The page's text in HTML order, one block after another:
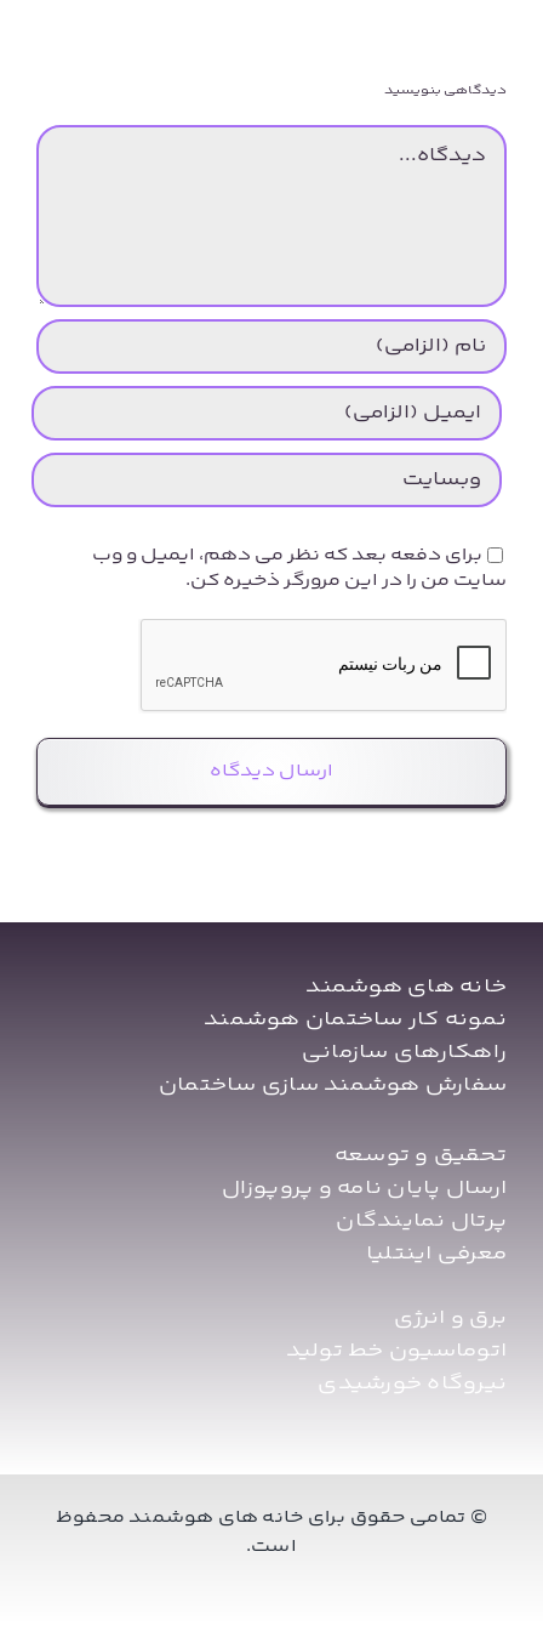
دیدگاهی بنویسید
دیدگاه
برای دفعه بعد که نظر می دهم، ایمیل و وب
سایت من را در این مرورگر ذخیره کن.
خانه های هوشمند
نمونه کار ساختمان هوشمند
راهکارهای سازمانی
سفارش هوشمند سازی ساختمان
تحقیق و توسعه
ارسال پایان نامه و پروپوزال
پرتال نمایندگان
معرفی اینتلیا
برق و انرژی
اتوماسیون خط تولید
نیروگاه خورشیدی
© تمامی حقوق برای خانه های هوشمند محفوظ
است.